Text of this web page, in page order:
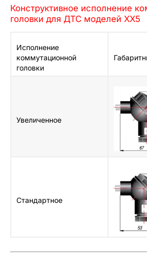
Конструктивное исполнение
головки для ДТС моделей ХХ5
Исполнение
коммутационной
головки
Увеличенное
Стандартное